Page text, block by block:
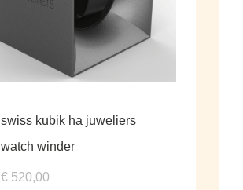
swiss kubik ha juweliers
watch winder
€ 520,00